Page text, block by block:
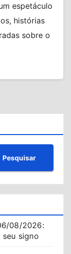
espetáculo
histórias
sobre o
Pesquisar
08/2026:
signo